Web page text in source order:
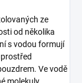
ze
od několika
s vodou formují
Ve vodě